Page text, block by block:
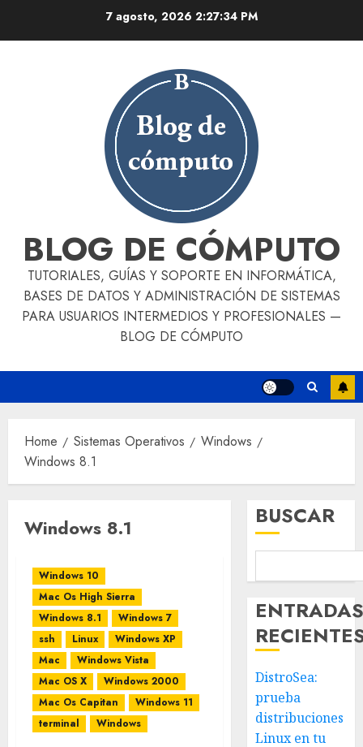
7 agosto, 2026 2:27:35 PM
BLOG DE CÓMPUTO
TUTORIALES, GUÍAS Y SOPORTE EN INFORMÁTICA,
BASES DE DATOS Y ADMINISTRACIÓN DE SISTEMAS
PARA USUARIOS INTERMEDIOS Y PROFESIONALES —
BLOG DE CÓMPUTO
Home Sistemas Operativos
Windows
Windows 8.1
Windows 8.1
Windows 10
Mac Os High Sierra
Windows 8.1
Windows 7
ssh
Linux
Windows XP
Mac
Windows Vista
Mac OS X
Windows 2000
Mac Os Capitan
Windows 11
terminal
Windows
BUSCAR
DistroSea:
prueba
distribuciones
Linux en tu